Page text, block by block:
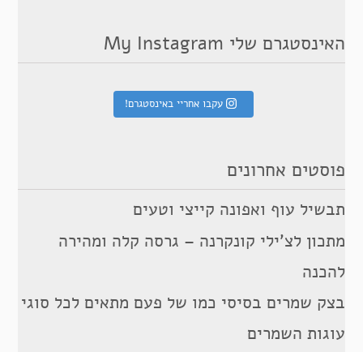
האינסטגרם שלי My Instagram
עקבו אחריי באינסטגרם!
פוסטים אחרונים
תבשיל עוף ואפונה קייצי וטעים
מתכון לצ’ילי קונקרנה – גרסה קלה ומהירה
להכנה
בצק שמרים בסיסי כמו של פעם מתאים לכל סוגי
עוגות השמרים